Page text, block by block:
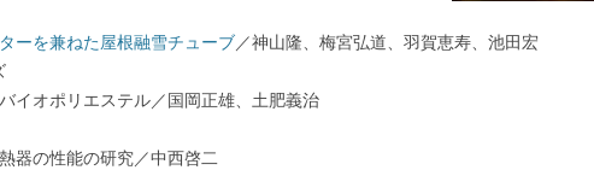
ーを兼ねた屋根融雪チューブ／神山隆、梅宮弘道、羽賀恵寿、池田宏
イオポリエステル／国岡正雄、土肥義治
器の性能の研究／中西啓二